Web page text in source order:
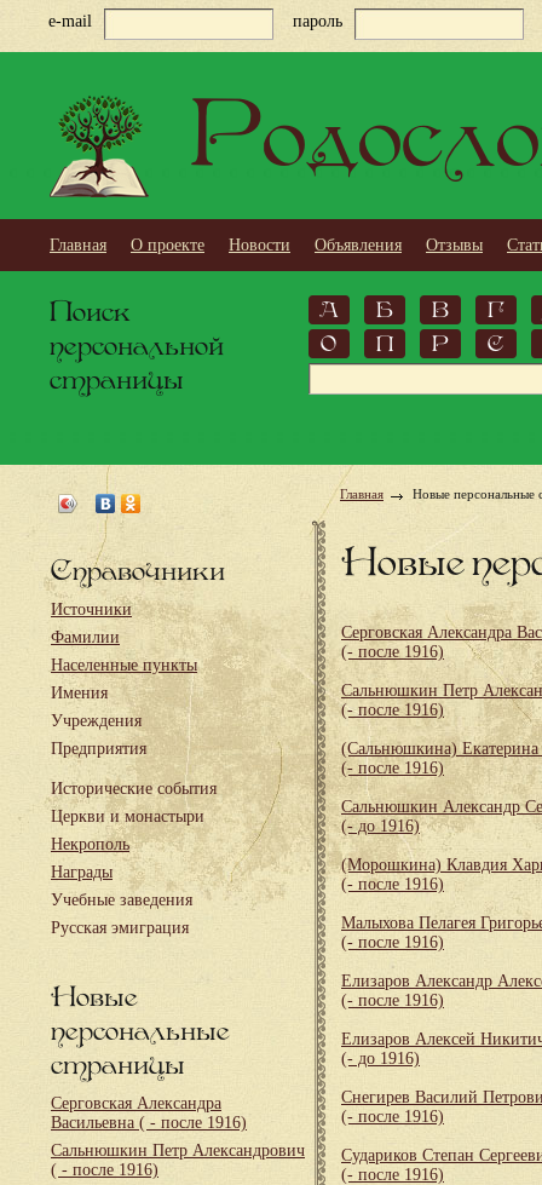
e-mail пароль
Главная О проекте Новости Объявления Отзывы
Поиск
персональной
страницы
А Б В
Г
О
П Р С
Справочники
Источники
Фамилии
Населенные пункты
Имения
Учреждения
Предприятия
Исторические события
Церкви и монастыри
Некрополь
Награды
Учебные заведения
Русская эмиграция
Новые
персональные
страницы
Серговская Александра
Васильевна ( - после 1916)
Сальнюшкин Петр Александрович
( - после 1916)
Главная Новые персональные
Новые
Серговская Александра
(- после 1916)
Сальнюшкин Петр
(- после 1916)
(Сальнюшкина) Екатерина
(- после 1916)
Сальнюшкин Александр
(- до 1916)
(Морошкина) Клавдия
(- после 1916)
Малыхова Пелагея
(- после 1916)
Елизаров Александр
(- после 1916)
Елизаров Алексей
(- до 1916)
Снегирев Василий
(- после 1916)
Судариков Степан
(- после 1916)